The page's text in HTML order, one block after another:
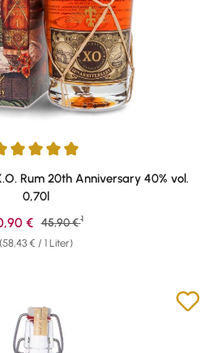
von 4.91 von 5 Sternen
Rum 20th Anniversary 40% vol.
0,70l
(58,43 € / 1 Liter)
Verkaufspreis:
€ Regulärer Preis:
45,90 € 1